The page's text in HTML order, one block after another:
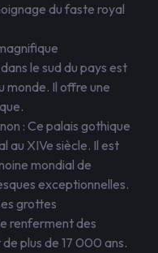
du faste royal
le sud du pays est
monde. Il offre une
: Ce palais gothique
au XIVe siècle. Il est
mondial de
exceptionnelles.
grottes
renferment des
plus de 17 000 ans.